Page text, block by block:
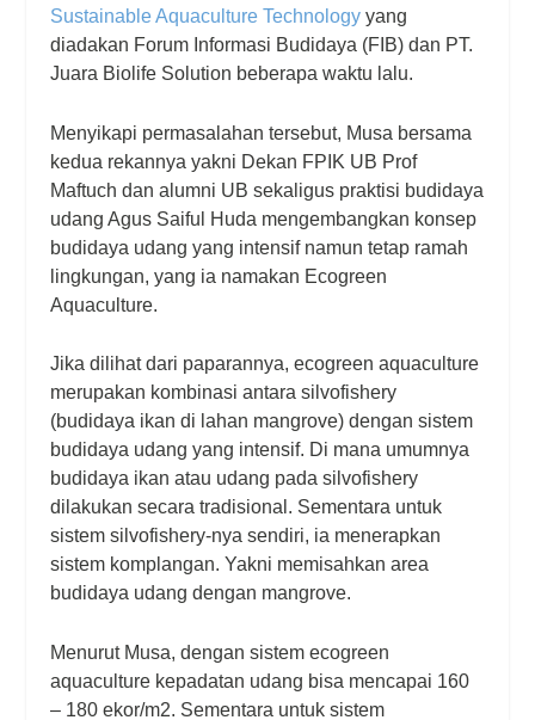
Sustainable Aquaculture Technology yang
diadakan Forum Informasi Budidaya (FIB) dan PT.
Juara Biolife Solution beberapa waktu lalu.
Menyikapi permasalahan tersebut, Musa bersama
kedua rekannya yakni Dekan FPIK UB Prof
Maftuch dan alumni UB sekaligus praktisi budidaya
udang Agus Saiful Huda mengembangkan konsep
budidaya udang yang intensif namun tetap ramah
lingkungan, yang ia namakan Ecogreen
Aquaculture.
Jika dilihat dari paparannya, ecogreen aquaculture
merupakan kombinasi antara silvofishery
(budidaya ikan di lahan mangrove) dengan sistem
budidaya udang yang intensif. Di mana umumnya
budidaya ikan atau udang pada silvofishery
dilakukan secara tradisional. Sementara untuk
sistem silvofishery-nya sendiri, ia menerapkan
sistem komplangan. Yakni memisahkan area
budidaya udang dengan mangrove.
Menurut Musa, dengan sistem ecogreen
aquaculture kepadatan udang bisa mencapai 160
– 180 ekor/m2. Sementara untuk sistem